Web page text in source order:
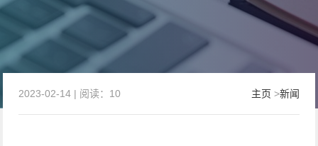
主页 >新闻
2023-02-14 | 阅读：10